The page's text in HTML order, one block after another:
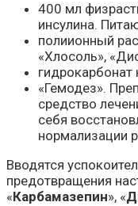
400 мл
инсулина.
полиионный
«Хлосоль»,
«Гемодез».
средство
себя
нормализации
Вводятся
предотвращения
«Карбамазепин», «